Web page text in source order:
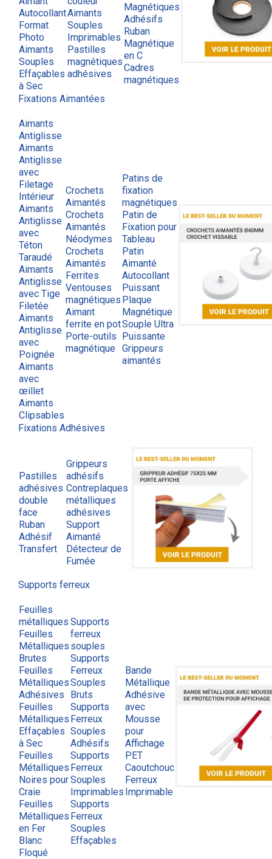
Autocollant
Format
Photo
Aimants
Souples
Effaçables
à Sec
Aimants
Souples
Imprimables
Pastilles
magnétiques
adhésives
Magnétiques
Adhésifs
Ruban
Magnétique
en C
Cadres
magnétiques
Fixations Aimantées
Aimants
Antiglisse
Aimants
Antiglisse
avec
Filetage
Intérieur
Aimants
Antiglisse
avec
Téton
Taraudé
Aimants
Antiglisse
avec Tige
Filetée
Aimants
Antiglisse
avec
Poignée
Aimants
avec
œillet
Aimants
Clipsables
Crochets
Aimantés
Crochets
Aimantés
Néodymes
Crochets
Aimantés
Ferrites
Ventouses
magnétiques
Aimant
ferrite en pot
Porte-outils
magnétique
Patins de
fixation
magnétiques
Patin de
Fixation pour
Tableau
Patin
Aimanté
Autocollant
Puissant
Plaque
Magnétique
Souple Ultra
Puissante
Grippeurs
aimantés
Fixations Adhésives
Pastilles
adhésives
double
face
Ruban
Adhésif
Transfert
Grippeurs
adhésifs
Contreplaques
métalliques
adhésives
Support
Aimanté
Détecteur de
Fumée
Supports ferreux
Feuilles
métalliques
Feuilles
Métalliques
Brutes
Feuilles
Métalliques
Adhésives
Feuilles
Métalliques
Effaçables
à Sec
Feuilles
Métalliques
Noires pour
Craie
Feuilles
Métalliques
en Fer
Blanc
Floqué
Supports
ferreux
souples
Supports
Ferreux
Souples
Bruts
Supports
Ferreux
Souples
Adhésifs
Supports
Ferreux
Souples
Imprimables
Supports
Ferreux
Souples
Effaçables
Bande
Métallique
Adhésive
avec
Mousse
pour
Affichage
PET
Caoutchouc
Ferreux
Imprimable